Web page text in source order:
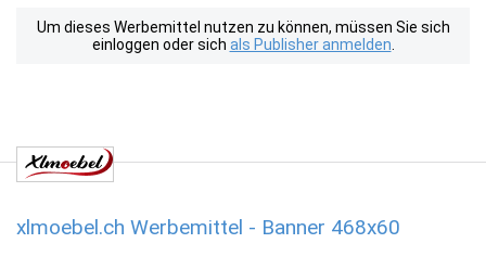
Um dieses Werbemittel nutzen zu können, müssen Sie sich
einloggen oder sich als Publisher anmelden
xlmoebel.ch Werbemittel - Banner 468x60